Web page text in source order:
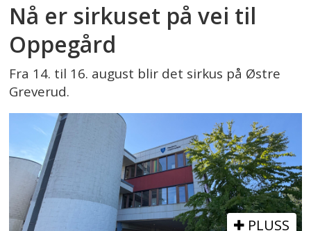
Nå er sirkuset på vei til
Oppegård
Fra 14. til 16. august blir det sirkus på Østre
Greverud.
PLUSS